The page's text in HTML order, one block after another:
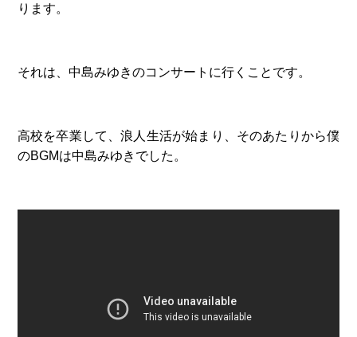
ります。
それは、中島みゆきのコンサートに行くことです。
高校を卒業して、浪人生活が始まり、そのあたりから僕
のBGMは中島みゆきでした。